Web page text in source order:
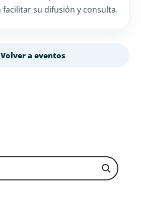
facilitar su difusión y consulta.
a eventos